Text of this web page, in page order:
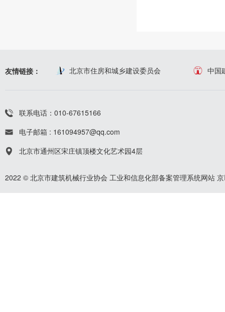
友情链接： 北京市住房和城乡建设委员会 中国
联系电话：010-67615166
电子邮箱 : 161094957@qq.com
北京市通州区宋庄镇顶楼文化艺术园4层
2022 © 北京市建筑机械行业协会 工业和信息化部备案管理系统网站